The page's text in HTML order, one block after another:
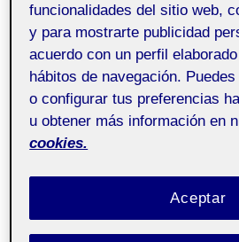
Gráficos 3D – Aula 1
Para esta ultima practica
escena mezclando distintas
escenas de los increíbles,
encontraremos los
Estas imágenes están
representaremos en una
funcionalidades del sitio web,
y para mostrarte publicidad
acuerdo con un perfil
hábitos de navegación.
o configurar tus preferencias
u obtener más información en
cookies.
Aceptar